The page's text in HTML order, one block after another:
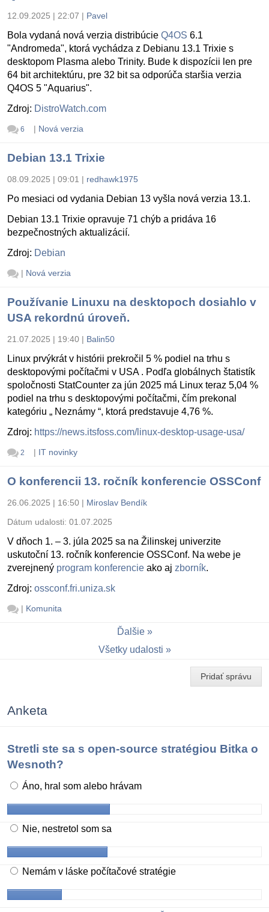
12.09.2025 | 22:07 | Pavel
Bola vydaná nová verzia distribúcie Q4OS 6.1
"Andromeda", ktorá vychádza z Debianu 13.1 Trixie s
desktopom Plasma alebo Trinity. Bude k dispozícii len pre
64 bit architektúru, pre 32 bit sa odporúča staršia verzia
Q4OS 5 "Aquarius".
Zdroj: DistroWatch.com
6 | Nová verzia
Debian 13.1 Trixie
08.09.2025 | 09:01 | redhawk1975
Po mesiaci od vydania Debian 13 vyšla nová verzia 13.1.
Debian 13.1 Trixie opravuje 71 chýb a pridáva 16
bezpečnostných aktualizácií.
Zdroj: Debian
| Nová verzia
Používanie Linuxu na desktopoch dosiahlo v
USA rekordnú úroveň.
21.07.2025 | 19:40 | Balin50
Linux prvýkrát v histórii prekročil 5 % podiel na trhu s
desktopovými počítačmi v USA . Podľa globálnych štatistík
spoločnosti StatCounter za jún 2025 má Linux teraz 5,04 %
podiel na trhu s desktopovými počítačmi, čím prekonal
kategóriu „ Neznámy “, ktorá predstavuje 4,76 %.
Zdroj: https://news.itsfoss.com/linux-desktop-usage-usa/
2 | IT novinky
O konferencii 13. ročník konferencie OSSConf
26.06.2025 | 16:50 | Miroslav Bendík
Dátum udalosti: 01.07.2025
V dňoch 1. – 3. júla 2025 sa na Žilinskej univerzite
uskutoční 13. ročník konferencie OSSConf. Na webe je
zverejnený program konferencie ako aj zborník.
Zdroj: ossconf.fri.uniza.sk
| Komunita
Ďalšie
Všetky udalosti
Pridať správu
Anketa
Stretli ste sa s open-source stratégiou Bitka o
Wesnoth?
Áno, hral som alebo hrávam
Nie, nestretol som sa
Nemám v láske počítačové stratégie